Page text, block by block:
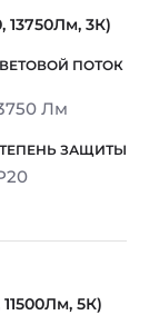
13750Лм, 3К)
Лм
5К)